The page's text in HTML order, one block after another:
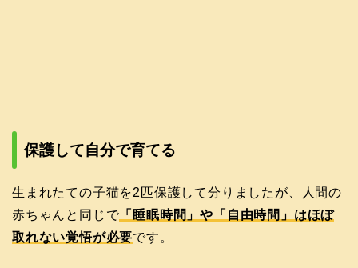
保護して自分で育てる
生まれたての子猫を2匹保護して分りましたが、人間の
赤ちゃんと同じで「睡眠時間」や「自由時間」はほぼ
取れない覚悟が必要です。